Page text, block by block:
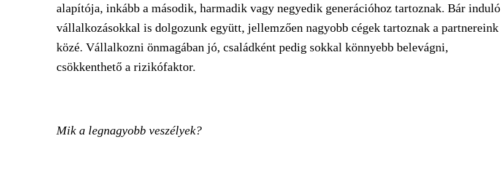
alapítója, inkább a második, harmadik vagy negyedik generációhoz tartoznak. Bár induló
vállalkozásokkal is dolgozunk együtt, jellemzően nagyobb cégek tartoznak a partnereink
közé. Vállalkozni önmagában jó, családként pedig sokkal könnyebb belevágni,
csökkenthető a rizikófaktor.
Mik a legnagyobb veszélyek?